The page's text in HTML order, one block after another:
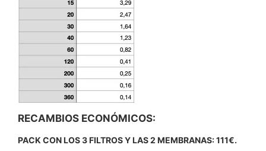
RECAMBIOS ECONÓMICOS:
PACK CON LOS 3 FILTROS Y LAS 2 MEMBRANAS: 111€.